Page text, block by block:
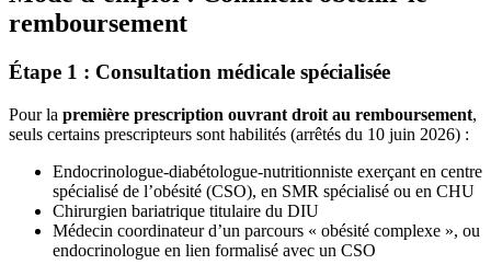
remboursement
Étape 1 : Consultation médicale spécialisée
Pour la première prescription ouvrant droit au remboursement,
seuls certains prescripteurs sont habilités (arrêtés du 10 juin 2026) :
Endocrinologue-diabétologue-nutritionniste exerçant en centre
spécialisé de l’obésité (CSO), en SMR spécialisé ou en CHU
Chirurgien bariatrique titulaire du DIU
Médecin coordinateur d’un parcours « obésité complexe », ou
endocrinologue en lien formalisé avec un CSO